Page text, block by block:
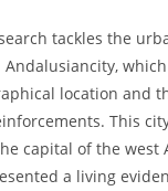
tackles the
Andalusiancity,
location and
This
capital of the west
a living